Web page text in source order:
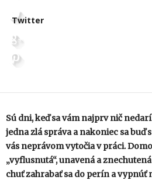
Twitter
Sú dni, keď sa vám najprv nič
jedna zlá správa a nakoniec sa buď
vás neprávom vytočia v práci.
„vyflusnutá“, unavená a
chuť zahrabať sa do perín a vypnúť